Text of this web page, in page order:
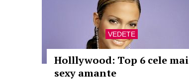
VEDETE
Holllywood: Top 6 cele mai
sexy amante